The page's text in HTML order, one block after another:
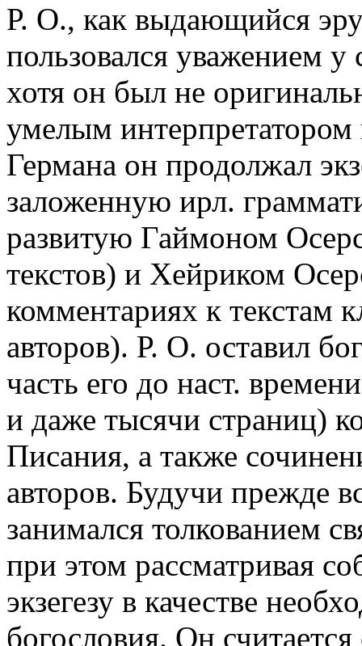
Р. О., как выдающийся
пользовался уважением
хотя он был не
умелым
Германа он продолжал
заложенную ирл.
развитую Гаймоном
текстов) и Хейриком
комментариях к текстам
авторов). Р. О. оставил
часть его до наст.
и даже тысячи страниц)
Писания, а также
авторов. Будучи прежде
занимался толкованием
при этом рассматривая
экзегезу в качестве
богословия. Он